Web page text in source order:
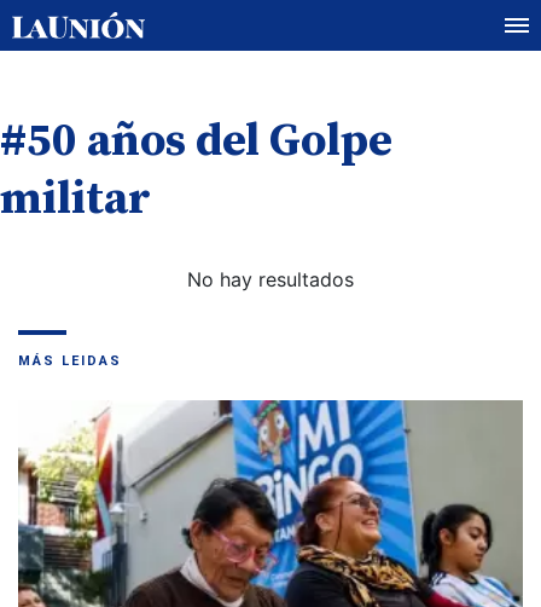
#50 años del Golpe
militar
No hay resultados
MÁS LEIDAS